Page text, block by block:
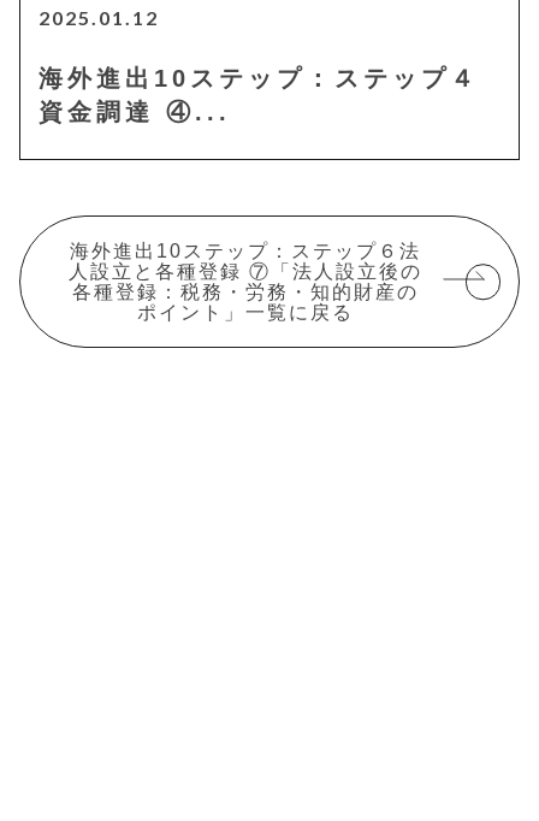
2025.01.12
海外進出10ステップ：ステップ４
資金調達 ④...
海外進出10ステップ：ステップ６法
人設立と各種登録 ⑦「法人設立後の
各種登録：税務・労務・知的財産の
ポイント」一覧に戻る